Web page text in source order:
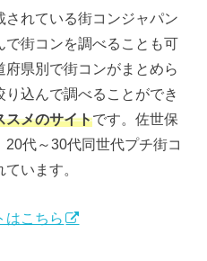
れている街コンジャパン
で街コンを調べることも可
県別で街コンがまとめら
込んで調べることができ
スメのサイトです。佐世保
代～30代同世代プチ街コ
います。
はこちら